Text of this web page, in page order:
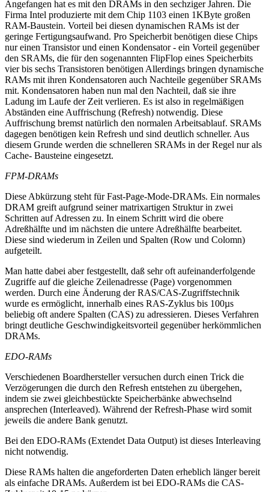
Angefangen hat es mit den DRAMs in den sechziger Jahren. Die
Firma Intel produzierte mit dem Chip 1103 einen 1KByte großen
RAM-Baustein. Vorteil bei diesen dynamischen RAMs ist der
geringe Fertigungsaufwand. Pro Speicherbit benötigen diese Chips
nur einen Transistor und einen Kondensator - ein Vorteil gegenüber
den SRAMs, die für den sogenannten FlipFlop eines Speicherbits
vier bis sechs Transistoren benötigen Allerdings bringen dynamische
RAMs mit ihren Kondensatoren auch Nachteile gegenüber SRAMs
mit. Kondensatoren haben nun mal den Nachteil, daß sie ihre
Ladung im Laufe der Zeit verlieren. Es ist also in regelmäßigen
Abständen eine Auffrischung (Refresh) notwendig. Diese
Auffrischung bremst natürlich den normalen Arbeitsablauf. SRAMs
dagegen benötigen kein Refresh und sind deutlich schneller. Aus
diesem Grunde werden die schnelleren SRAMs in der Regel nur als
Cache- Bausteine eingesetzt.
FPM-DRAMs
Diese Abkürzung steht für Fast-Page-Mode-DRAMs. Ein normales
DRAM greift aufgrund seiner matrixartigen Struktur in zwei
Schritten auf Adressen zu. In einem Schritt wird die obere
Adreßhälfte und im nächsten die untere Adreßhälfte bearbeitet.
Diese sind wiederum in Zeilen und Spalten (Row und Colomn)
aufgeteilt.
Man hatte dabei aber festgestellt, daß sehr oft aufeinanderfolgende
Zugriffe auf die gleiche Zeilenadresse (Page) vorgenommen
werden. Durch eine Änderung der RAS/CAS-Zugriffstechnik
wurde es ermöglicht, innerhalb eines RAS-Zyklus bis 100µs
beliebig oft andere Spalten (CAS) zu adressieren. Dieses Verfahren
bringt deutliche Geschwindigkeitsvorteil gegenüber herkömmlichen
DRAMs.
EDO-RAMs
Verschiedenen Boardhersteller versuchen durch einen Trick die
Verzögerungen die durch den Refresh entstehen zu übergehen,
indem sie zwei gleichbestückte Speicherbänke abwechselnd
ansprechen (Interleaved). Während der Refresh-Phase wird somit
jeweils die andere Bank genutzt.
Bei den EDO-RAMs (Extendet Data Output) ist dieses Interleaving
nicht notwendig.
Diese RAMs halten die angeforderten Daten erheblich länger bereit
als einfache DRAMs. Außerdem ist bei EDO-RAMs die CAS-